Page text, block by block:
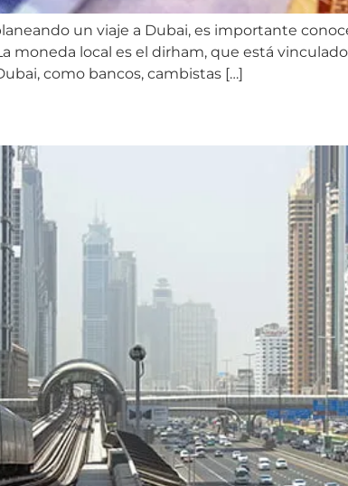
un viaje a Dubai, es importante
moneda local es el dirham, que está
como bancos, cambistas […]